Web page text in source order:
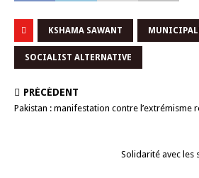
KSHAMA SAWANT
SOCIALIST ALTERNATIVE
PRÉCÉDENT
Pakistan : manifestation contre l’extrémisme
Solidarité avec les